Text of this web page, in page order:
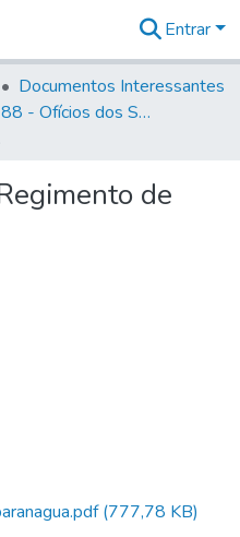
na
Entrar
Documentos Interessantes
Volume 88 - Ofícios dos Senhores Governadores Interinos da Capitania de São Paulo (1817- 1819)
de
(777,78 KB)